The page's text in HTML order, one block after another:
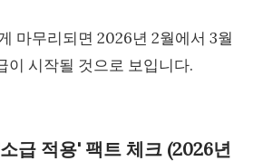
마무리되면 2026년 2월에서 3월
이 시작될 것으로 보입니다.
급 적용' 팩트 체크 (2026년